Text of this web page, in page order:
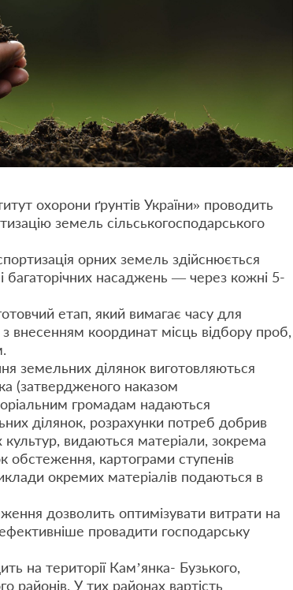
охорони ґрунтів України» проводить
земель сільськогосподарського
орних земель здійснюється
багаторічних насаджень — через кожні 5-
етап, який вимагає часу для
внесенням координат місць відбору проб,
земельних ділянок виготовляються
(затвердженого наказом
громадам надаються
ділянок, розрахунки потреб добрив
видаються матеріали, зокрема
обстеження, картограми ступенів
окремих матеріалів подаються в
дозволить оптимізувати витрати на
провадити господарську
на території Кам’янка- Бузького,
районів. У тих районах вартість